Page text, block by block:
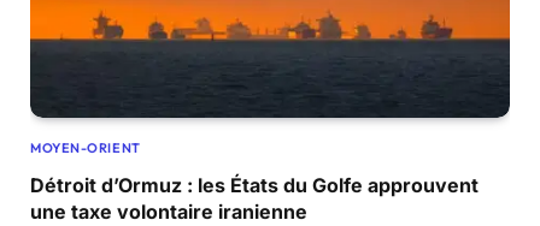
MOYEN-ORIENT
Détroit d’Ormuz : les États du Golfe approuvent
une taxe volontaire iranienne